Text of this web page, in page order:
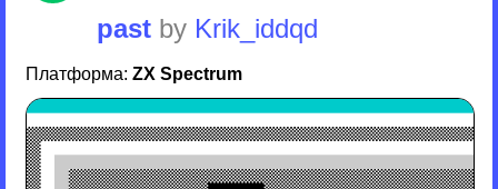
past by Krik_iddqd
Платформа: ZX Spectrum